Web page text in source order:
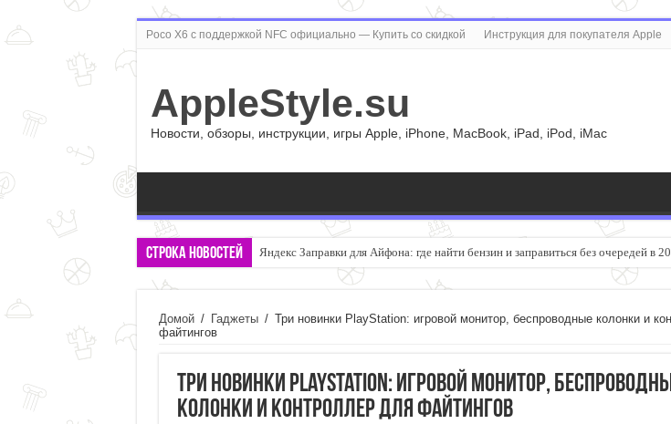
Poco X6 с поддержкой NFC официально — Купить со скидкой Инструкция для покупателя Apple
AppleStyle.su
Новости, обзоры, инструкции, игры Apple, iPhone, MacBook, iPad, iPod, iMac
Строка новостей Яндекс Заправки для Айфона: где найти бензин и заправиться без очередей в
Правда ли, что смартфон с большим экраном садится быстрее
Домой / Гаджеты / Три новинки PlayStation: игровой монитор, беспроводные колонки и
файтингов
Три новинки PlayStation: игровой монитор,
колонки и контроллер для файтингов